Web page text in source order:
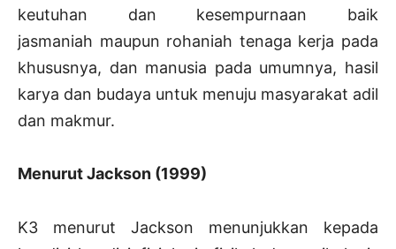
keutuhan dan kesempurnaan baik
jasmaniah maupun rohaniah tenaga kerja pada
khususnya, dan manusia pada umumnya, hasil
karya dan budaya untuk menuju masyarakat adil
dan makmur.
Menurut Jackson (1999)
K3 menurut Jackson menunjukkan kepada